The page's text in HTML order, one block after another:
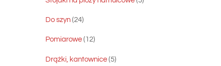
Do szyn 2424
Pomiarowe 1212
Drążki, kantownice 55